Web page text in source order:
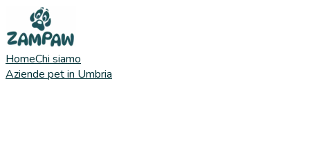
HomeChi siamo
Aziende pet in Umbria